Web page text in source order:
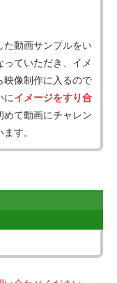
動画サンプルをい
っていただき、イメ
映像制作に入るので
にイメージをすり合
めて動画にチャレン
す。